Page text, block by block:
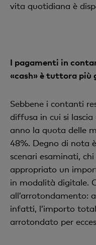
vita quotidiana è
I pagamenti in
«cash» è tuttora più
Sebbene i contanti
diffusa in cui si
anno la quota delle
48%. Degno di nota
scenari esaminati,
appropriato un
in modalità digitale.
all’arrotondamento:
infatti, l’importo
arrotondato per